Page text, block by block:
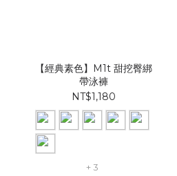
【經典素色】M1t 甜挖臀綁
帶泳褲​​​
NT$1,180
+ 3